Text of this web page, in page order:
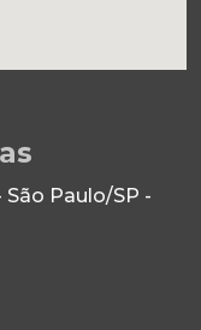
Paulo/SP -